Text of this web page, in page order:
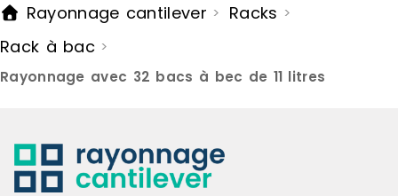
Rayonnage cantilever > Racks >
Rack à bac >
Rayonnage avec 32 bacs à bec de 11 litres